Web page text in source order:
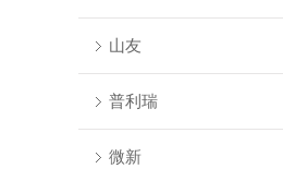
山友
普利瑞
微新